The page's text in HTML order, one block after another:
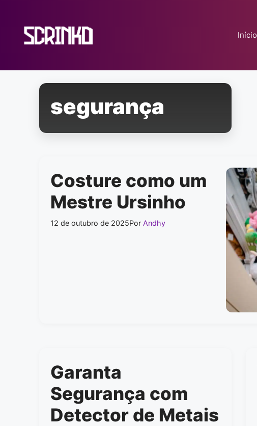
conteúdo
Início
segurança
Costure como um
Mestre Ursinho
12 de outubro de 2025Por Andhy
Garanta
Segurança com
Detector de Metais